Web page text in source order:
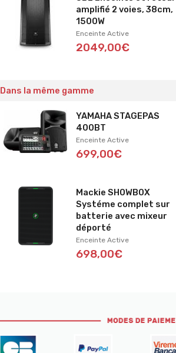
amplifié 2 voies, 38cm,
1500W
Enceinte Active
2049,00€
Dans la même gamme
YAMAHA STAGEPAS
400BT
Enceinte Active
699,00€
Mackie SHOWBOX
Systéme complet sur
batterie avec mixeur
déporté
Enceinte Active
698,00€